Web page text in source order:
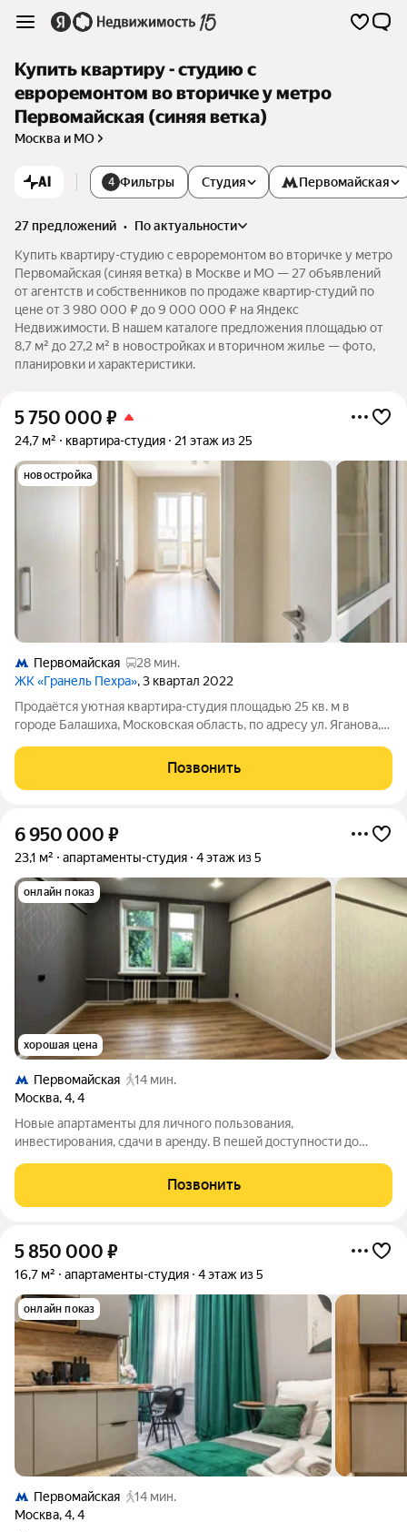
Купить квартиру - студию с
евроремонтом во вторичке у метро
Первомайская (синяя ветка)
Москва и МО
AI 4 Фильтры Студия Первомайская
27 предложений •
по актуальности
Купить квартиру-студию с евроремонтом во вторичке у метро
Первомайская (синяя ветка) в Москве и МО — 27 объявлений
от агентств и собственников по продаже квартир-студий по
цене от 3 980 000 ₽ до 9 000 000 ₽ на Яндекс
Недвижимости. В нашем каталоге предложения площадью от
8,7 м² до 27,2 м² в новостройках и вторичном жилье — фото,
планировки и характеристики.
5 750 000 ₽
24,7 м² квартира-студия 21 этаж из 25
новостройка
Первомайская
28 мин.
ЖК «Гранель Пехра», 3 квартал 2022
Продаётся уютная квартира-студия площадью 25 кв. м в
городе Балашиха, Московская область, по адресу ул. Яганова,
2022 году. Один собственник. Свежий ремонт, стильная кухня
с мраморной
Позвонить
6 950 000 ₽
23,1 м² апартаменты-студия 4 этаж из 5
онлайн показ
хорошая цена
Первомайская
14 мин.
Москва,4,4
Новые апартаменты для личного пользования,
инвестирования, сдачи в аренду. В пешей доступности до
входной группой в помещения-студии.
Позвонить
5 850 000 ₽
16,7 м² апартаменты-студия 4 этаж из 5
онлайн показ
Первомайская
14 мин.
Москва,4,4